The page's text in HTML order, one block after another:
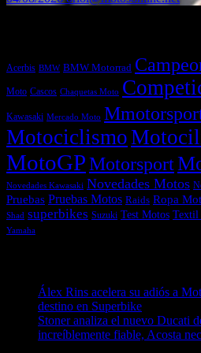
Acerbis BMW BMW Motorrad
Moto Cascos Chaquetas Moto
Kawasaki Mercado Moto
Motociclismo
MotoGPMotorsport
Novedades Kawasaki Novedades Motos
Pruebas Pruebas Motos Raids Ropa
Shad superbikes Suzuki Test Motos Textil
Yamaha
Álex Rins acelera su adiós a
destino en Superbike
Stoner analiza el nuevo Ducati
increíblemente fiable, Acosta